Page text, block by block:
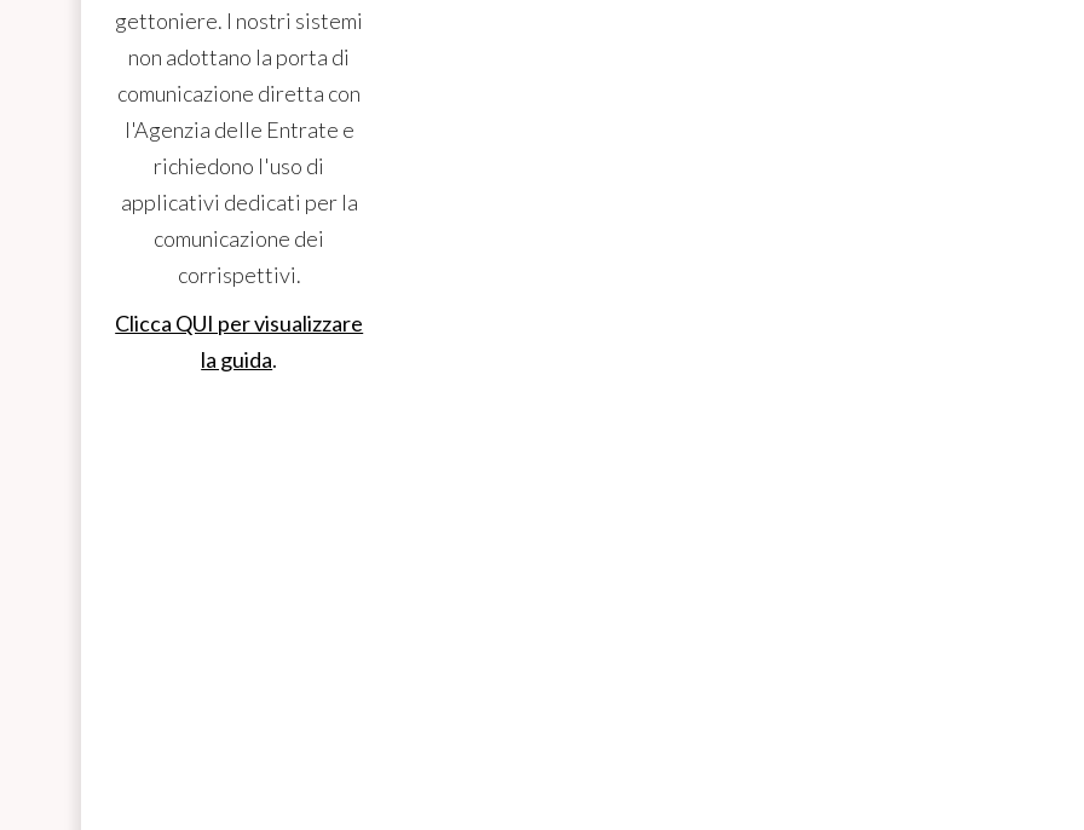
gettoniere. I nostri sistemi
non adottano la porta di
comunicazione diretta con
l'Agenzia delle Entrate e
richiedono l'uso di
applicativi dedicati per la
comunicazione dei
corrispettivi.
Clicca QUI per visualizzare
la guida.